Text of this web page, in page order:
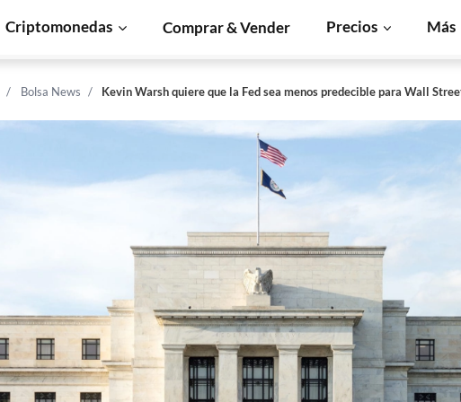
Criptomonedas Comprar & Vender Precios Más
Bolsa News Kevin Warsh quiere que la Fed sea menos predecible para Wall